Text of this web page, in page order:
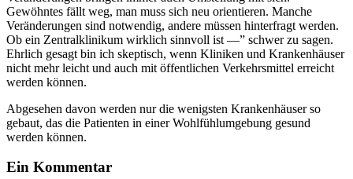
Gewöhntes fällt weg, man muss sich neu orientieren. Manche
Veränderungen sind notwendig, andere müssen hinterfragt werden.
Ob ein Zentralklinikum wirklich sinnvoll ist —” schwer zu sagen.
Ehrlich gesagt bin ich skeptisch, wenn Kliniken und Krankenhäuser
nicht mehr leicht und auch mit öffentlichen Verkehrsmittel erreicht
werden können.
Abgesehen davon werden nur die wenigsten Krankenhäuser so
gebaut, das die Patienten in einer Wohlfühlumgebung gesund
werden können.
Ein Kommentar